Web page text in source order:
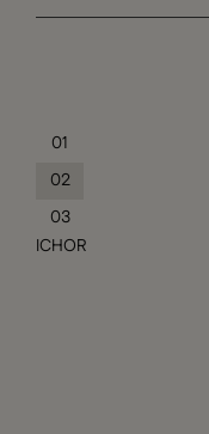
01
02
03
ICHOR